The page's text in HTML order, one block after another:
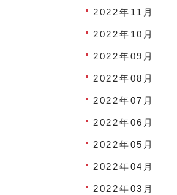
2022年11月
2022年10月
2022年09月
2022年08月
2022年07月
2022年06月
2022年05月
2022年04月
2022年03月